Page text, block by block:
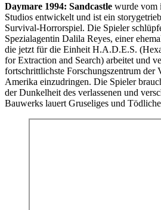
Daymare 1994: Sandcastle wurde vom
Studios entwickelt und ist ein
Survival-Horrorspiel. Die Spieler
Spezialagentin Dalila Reyes, einer
die jetzt für die Einheit H.A.D.E.S.
for Extraction and Search) arbeitet und
fortschrittlichste Forschungszentrum der
Amerika einzudringen. Die Spieler
der Dunkelheit des verlassenen und
Bauwerks lauert Gruseliges und